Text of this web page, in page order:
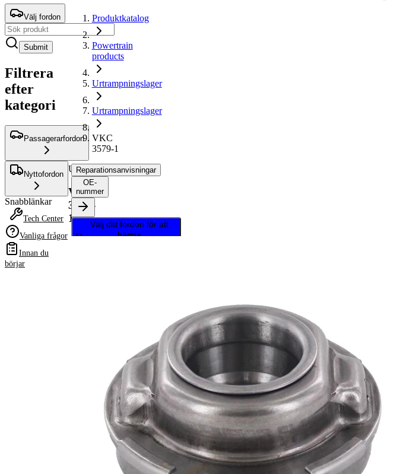
Välj fordon
Submit
Filtrera
efter
kategori
Passagerarfordon
Nyttofordon
Snabblänkar
Tech Center
Vanliga frågor
Innan du
börjar
Produktkatalog
Powertrain
products
Urtrampningslager
Urtrampningslager
VKC
3579-1
Urtrampningslager
VKC
3579-
1
Reparationsanvisningar
OE-
nummer
Välj ditt fordon för att
hämta